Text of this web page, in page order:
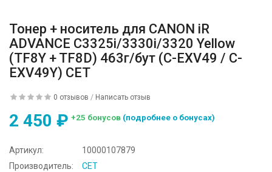
Тонер + носитель для CANON iR
ADVANCE C3325i/3330i/3320 Yellow
(TF8Y + TF8D) 463г/бут (C-EXV49 / C-
EXV49Y) CET
0 отзывов / Написать отзыв
2 450 ₽ +25 бонусов (подробнее о бонусах)
Артикул:
10000107879
Производитель:
CET